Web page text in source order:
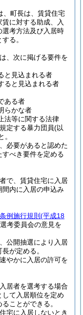
、町長は、賃貸住宅
に対する助成、入
選考方法及び入居時
る。
、次に掲げる要件を
と見込まれる者
ると見込まれる者
ある者
らかな者
法等に関する法律
定する暴力団員(以
。
必要があると認めた
すべき要件を定める
で、賃貸住宅に入居
間内に入居の申込み
例施行規則 (平成18
考委員会の意見を
公開抽選により入居
が定める。
やかに入居の許可を
居者を選考する場合
て入居順位を定め
ことができる。
宅に入居しないとき